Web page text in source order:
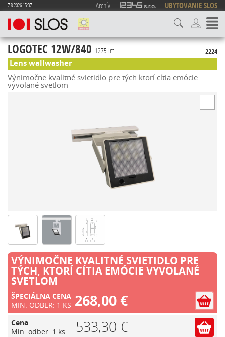
7.8.2026 15:37 Archív UBYTOVANIE SLOS
LOGOTEC 12W/840 1275 lm 2224
Lens wallwasher
Výnimočne kvalitné svietidlo pre tých ktorí cítia emócie
vyvolané svetlom
VÝNIMOČNE KVALITNÉ SVIETIDLO PRE
TÝCH, KTORÍ CÍTIA EMÓCIE VYVOLANÉ
SVETLOM
ŠPECIÁLNA CENA
MIN. ODBER: 1 KS 268,00 €
Cena
Min. odber: 1 ks
533,30 €